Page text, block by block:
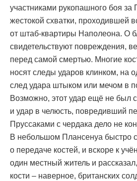
участниками рукопашного боя за
жестокой схватки, проходившей
от штаб-квартиры Наполеона. О
свидетельствуют повреждения,
перед самой смертью. Многие
носят следы ударов клинком, на
след удара штыком или мечом в
Возможно, этот удар ещё не был
и удар в челюсть, повредивший
Пруссаками с чердака дело не
В небольшом Плансенуа быстро
о передаче костей, и вскоре к
один местный житель и
кости – наверное, британских